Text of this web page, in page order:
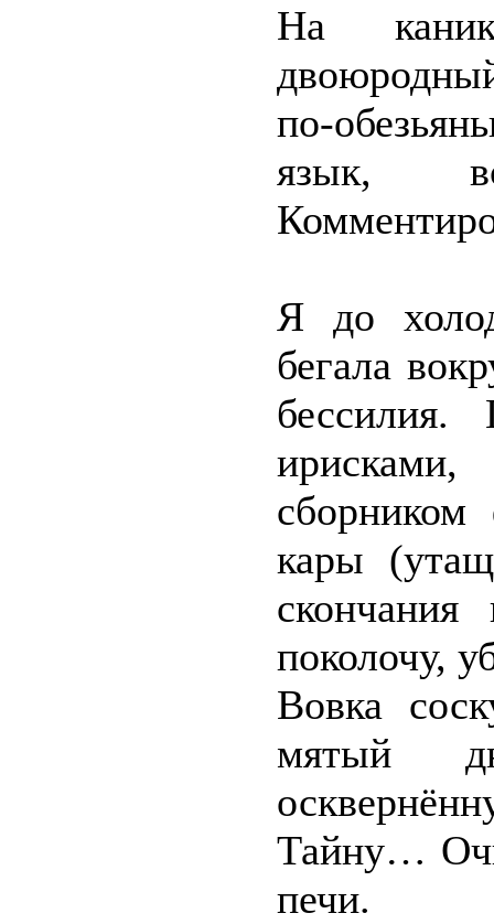
На
по-
язык,
Я до
бегала
бессилия.
кары
поколочу,
Вовка
мятый
Тайну…
печи.